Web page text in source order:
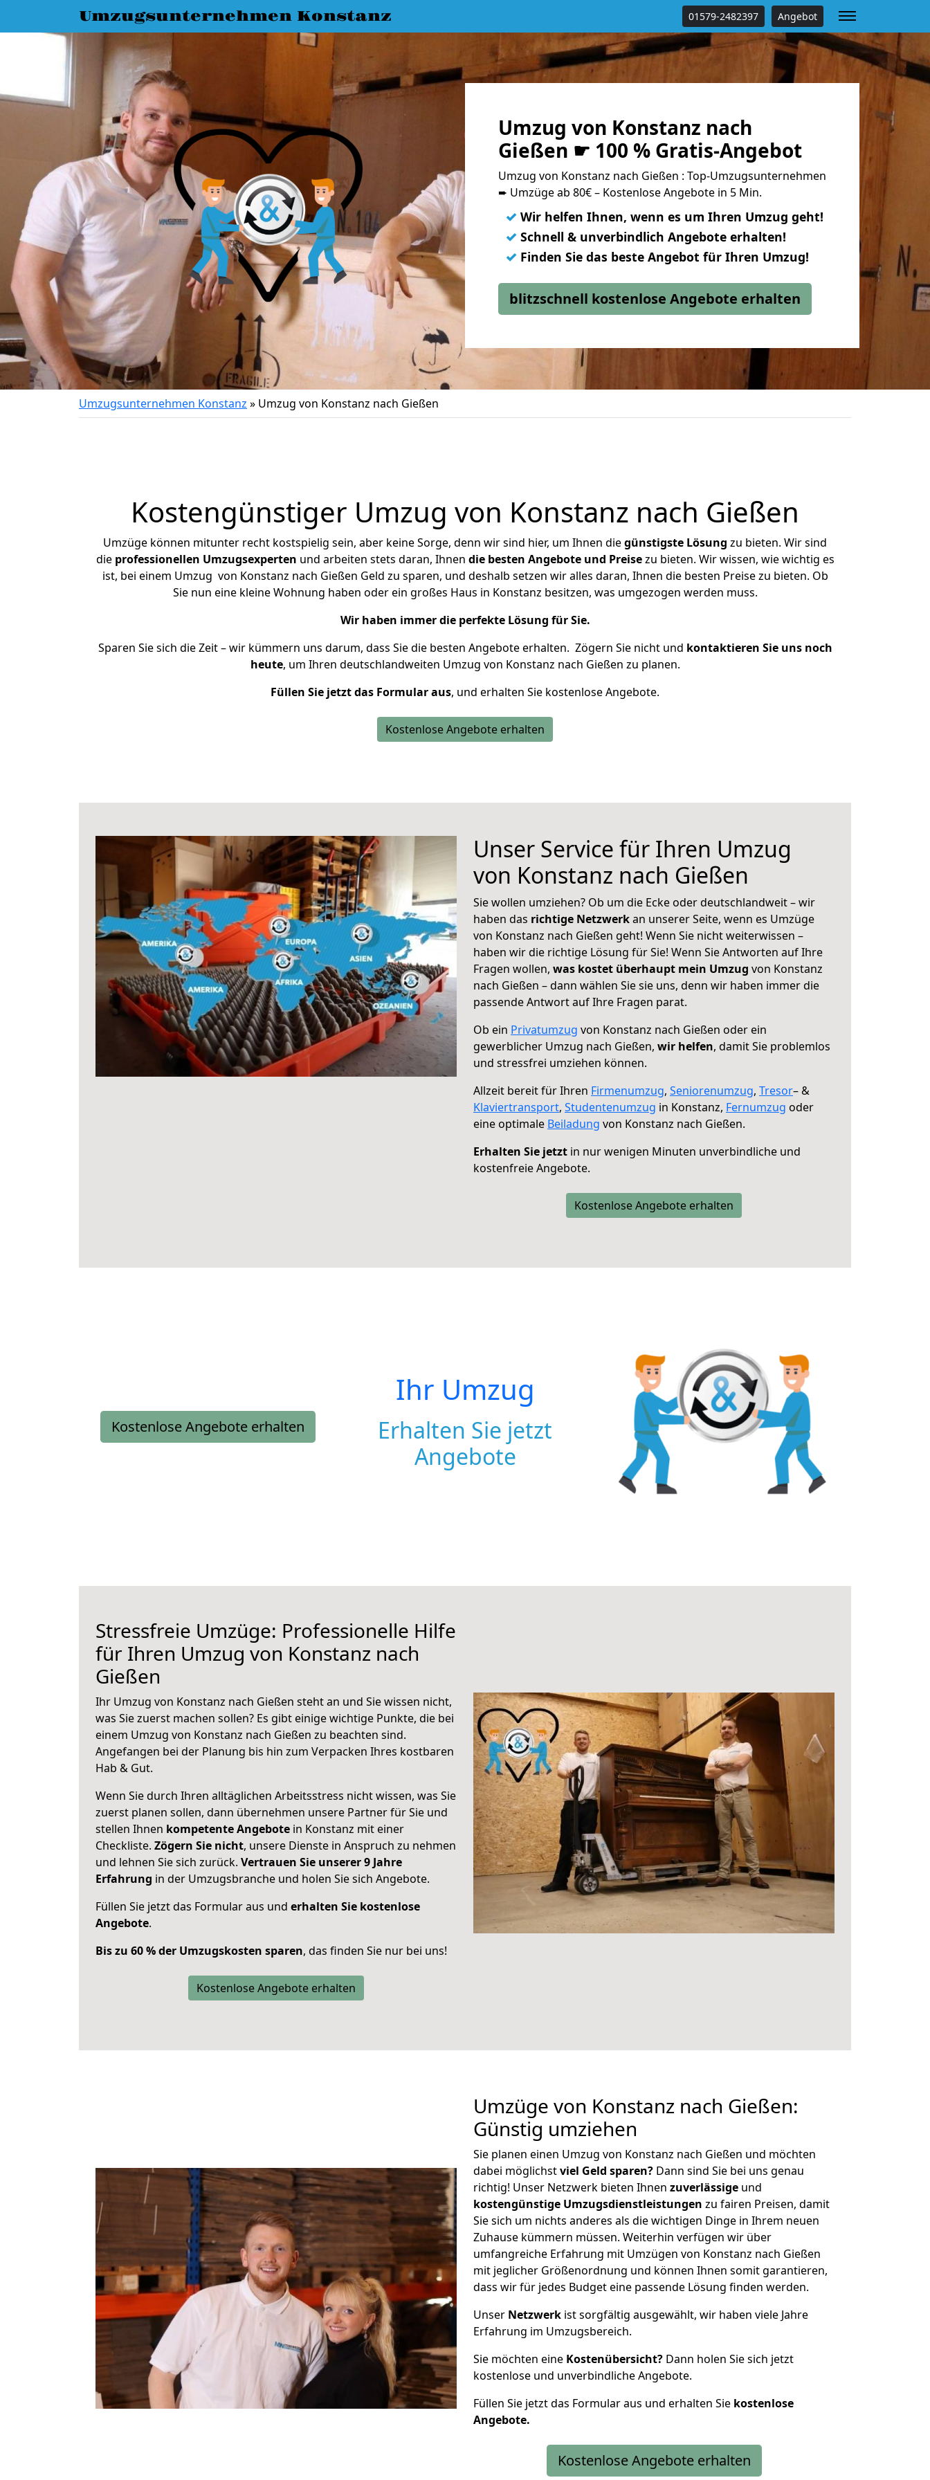
Umzugsunternehmen Konstanz 01579-2482397 Angebot
Umzug von Konstanz nach
Gießen ☛ 100 % Gratis-Angebot
Umzug von Konstanz nach Gießen : Top-Umzugsunternehmen
➨ Umzüge ab 80€ – Kostenlose Angebote in 5 Min.
✓ Wir helfen Ihnen, wenn es um Ihren Umzug geht!
✓ Schnell & unverbindlich Angebote erhalten!
✓ Finden Sie das beste Angebot für Ihren Umzug!
blitzschnell kostenlose Angebote erhalten
Umzugsunternehmen Konstanz » Umzug von Konstanz nach Gießen
Kostengünstiger Umzug von Konstanz nach Gießen
Umzüge können mitunter recht kostspielig sein, aber keine Sorge, denn wir sind hier, um Ihnen diegünstigste Lösung zu bieten. Wir sind
die professionellen Umzugsexperten und arbeiten stets daran, Ihnen die besten Angebote und Preisezu bieten. Wir wissen, wie wichtig es
ist, bei einem Umzug von Konstanz nach Gießen Geld zu sparen, und deshalb setzen wir alles daran, Ihnen die besten Preise zu bieten. Ob
Sie nun eine kleine Wohnung haben oder ein großes Haus in Konstanz besitzen, was umgezogen werden muss.
Wir haben immer die perfekte Lösung für Sie.
Sparen Sie sich die Zeit – wir kümmern uns darum, dass Sie die besten Angebote erhalten. Zögern Sie nicht und kontaktieren Sie uns noch
heute, um Ihren deutschlandweiten Umzug von Konstanz nach Gießen zu planen.
Füllen Sie jetzt das Formular aus, und erhalten Sie kostenlose Angebote.
Kostenlose Angebote erhalten
Unser Service für Ihren Umzug
von Konstanz nach Gießen
Sie wollen umziehen? Ob um die Ecke oder deutschlandweit – wir
haben das richtige Netzwerkan unserer Seite, wenn es Umzüge
von Konstanz nach Gießen geht! Wenn Sie nicht weiterwissen –
haben wir die richtige Lösung für Sie! Wenn Sie Antworten auf Ihre
Fragen wollen, was kostet überhaupt mein Umzug von Konstanz
nach Gießen – dann wählen Sie sie uns, denn wir haben immer die
passende Antwort auf Ihre Fragen parat.
Ob ein Privatumzug von Konstanz nach Gießen oder ein
gewerblicher Umzug nach Gießen, wir helfen, damit Sie problemlos
und stressfrei umziehen können.
Allzeit bereit für Ihren Firmenumzug, Seniorenumzug, Tresor– &
Klaviertransport, Studentenumzug in Konstanz, Fernumzug oder
eine optimale Beiladung von Konstanz nach Gießen.
Erhalten Sie jetzt in nur wenigen Minuten unverbindliche und
kostenfreie Angebote.
Kostenlose Angebote erhalten
Kostenlose Angebote erhalten
Ihr Umzug
Erhalten Sie jetzt
Angebote
Stressfreie Umzüge: Professionelle Hilfe
für Ihren Umzug von Konstanz nach
Gießen
Ihr Umzug von Konstanz nach Gießen steht an und Sie wissen nicht,
was Sie zuerst machen sollen? Es gibt einige wichtige Punkte, die bei
einem Umzug von Konstanz nach Gießen zu beachten sind.
Angefangen bei der Planung bis hin zum Verpacken Ihres kostbaren
Hab & Gut.
Wenn Sie durch Ihren alltäglichen Arbeitsstress nicht wissen, was Sie
zuerst planen sollen, dann übernehmen unsere Partner für Sie und
stellen Ihnen kompetente Angebote in Konstanz mit einer
Checkliste. Zögern Sie nicht, unsere Dienste in Anspruch zu nehmen
und lehnen Sie sich zurück. Vertrauen Sie unserer 9 Jahre
Erfahrung in der Umzugsbranche und holen Sie sich Angebote.
Füllen Sie jetzt das Formular aus und erhalten Sie kostenlose
Angebote.
Bis zu 60 % der Umzugskosten sparen, das finden Sie nur bei uns!
Kostenlose Angebote erhalten
Umzüge von Konstanz nach Gießen:
Günstig umziehen
Sie planen einen Umzug von Konstanz nach Gießen und möchten
dabei möglichstviel Geld sparen? Dann sind Sie bei uns genau
richtig! Unser Netzwerk bieten Ihnen zuverlässige und
kostengünstige Umzugsdienstleistungen zu fairen Preisen, damit
Sie sich um nichts anderes als die wichtigen Dinge in Ihrem neuen
Zuhause kümmern müssen. Weiterhin verfügen wir über
umfangreiche Erfahrung mit Umzügen von Konstanz nach Gießen
mit jeglicher Größenordnung und können Ihnen somit garantieren,
dass wir für jedes Budget eine passende Lösung finden werden.
Unser Netzwerk ist sorgfältig ausgewählt, wir haben viele Jahre
Erfahrung im Umzugsbereich.
Sie möchten eine Kostenübersicht? Dann holen Sie sich jetzt
kostenlose und unverbindliche Angebote.
Füllen Sie jetzt das Formular aus und erhalten Sie kostenlose
Angebote.
Kostenlose Angebote erhalten